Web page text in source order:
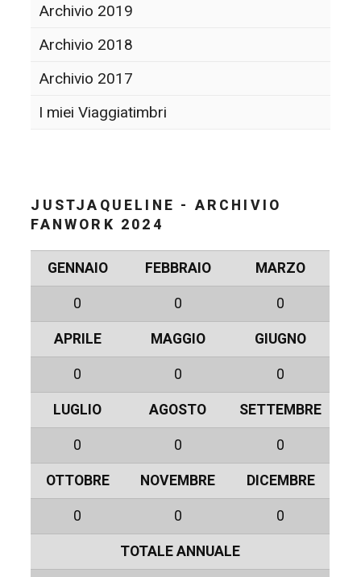
Archivio 2019
Archivio 2018
Archivio 2017
I miei Viaggiatimbri
JUSTJAQUELINE - ARCHIVIO
FANWORK 2024
GENNAIO FEBBRAIO MARZO
0 0 0
APRILE MAGGIO GIUGNO
0 0 0
LUGLIO AGOSTO SETTEMBRE
0 0 0
OTTOBRE NOVEMBRE DICEMBRE
0 0 0
TOTALE ANNUALE